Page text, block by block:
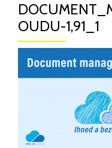
OUDU-1,91_1